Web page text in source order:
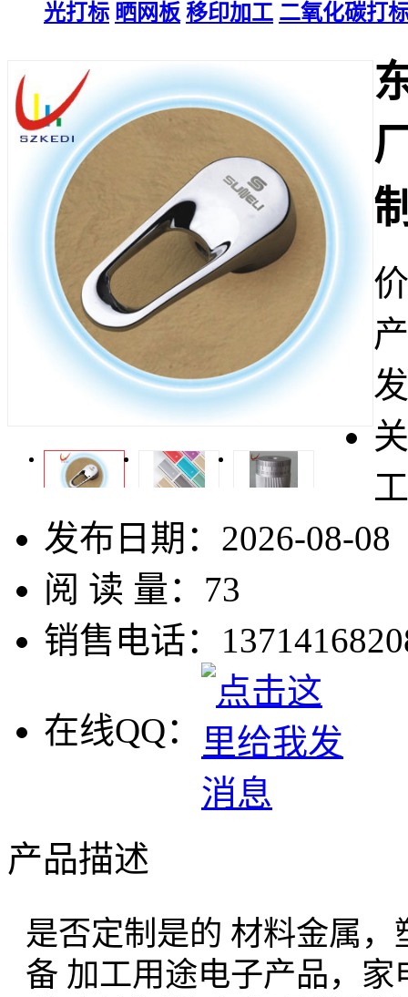
光打标 晒网板 移印加工 二氧化碳打
发布日期： 2026-08-08
阅 读 量： 73
销售电话：
在线QQ：
产品描述
是否定制是的 材料金属，
备 加工用途电子产品，家